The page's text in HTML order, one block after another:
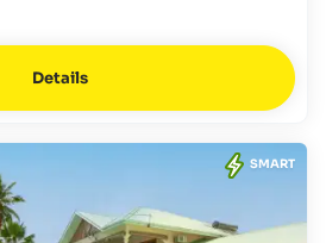
Details
SMART